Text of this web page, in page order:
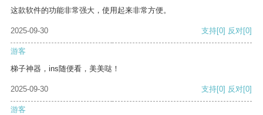
这款软件的功能非常强大，使用起来非常方便。
2025-09-30 支持[0] 反对[0]
游客
梯子神器，ins随便看，美美哒！
2025-09-30 支持[0] 反对[0]
游客